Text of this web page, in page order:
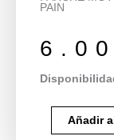
PAIN
6.00
PARCHE
Añadir